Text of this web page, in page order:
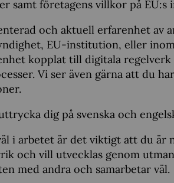
samt företagens villkor på EU:s
och aktuell erfarenhet av
EU-institution, eller
kopplat till digitala
Vi ser även gärna att du
dig på svenska och
i arbetet är det viktigt att du är
och vill utvecklas genom
med andra och samarbetar väl.